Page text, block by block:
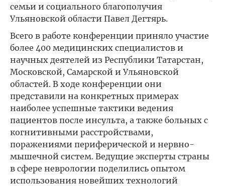
семьи и социального благополучия
Ульяновской области Павел Дегтярь.
Всего в работе конференции приняло участие
более 400 медицинских специалистов и
научных деятелей из Республики Татарстан,
Московской, Самарской и Ульяновской
областей. В ходе конференции они
представили на конкретных примерах
наиболее успешные тактики ведения
пациентов после инсульта, а также больных с
когнитивными расстройствами,
поражениями периферической и нервно-
мышечной систем. Ведущие эксперты страны
в сфере неврологии поделились опытом
использования новейших технологий